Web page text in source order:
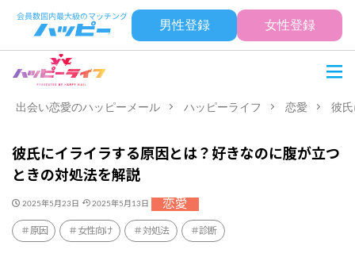
男性登録 女性登録
出会い恋愛のハッピーメール ハッピーライフ 恋愛 彼
彼氏にイライラする原因とは？好きなのに腹が立つ
ときの対処法を解説
2025年5月23日 2025年5月13日 恋愛
原因 女性向け 対処法 診断